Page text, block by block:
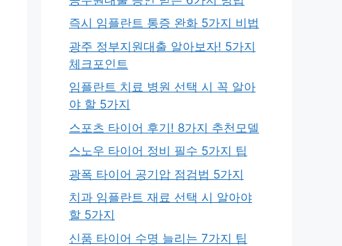
즉시 임플란트 통증 완화 5가지 비법
광주 정부지원대출 알아보자! 5가지
체크포인트
임플란트 치료 병원 선택 시 꼭 알아
야 할 5가지
스포츠 타이어 후기! 8가지 추천모델
스노우 타이어 정비 필수 5가지 팁
광폭 타이어 공기압 점검법 5가지
치과 임플란트 재료 선택 시 알아야
할 5가지
신품 타이어 수명 늘리는 7가지 팁